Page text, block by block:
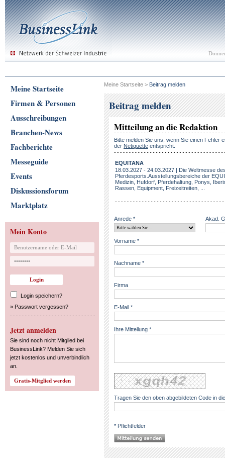
Meine Startseite
Firmen & Personen
Ausschreibungen
Branchen-News
Fachberichte
Messeguide
Events
Diskussionsforum
Marktplatz
Mein Konto
Login speichern?
» Passwort vergessen?
Jetzt anmelden
Sie sind noch nicht Mitglied bei
BusinessLink? Melden Sie sich
jetzt kostenlos und unverbindlich
an.
Meine Startseite > Beitrag melden
Beitrag melden
Mitteilung an die Redaktion
Bitte melden Sie uns, wenn Sie einen Fehler
der Netiquette entspricht.
EQUITANA
18.03.2027 - 24.03.2027 | Die Weltmesse
Pferdesports.Ausstellungsbereiche der
Medizin, Hufdorf, Pferdehaltung, Ponys,
Rassen, Equipment, Freizeitreiten, ...
Anrede * Akad.
Vorname *
Nachname *
Firma
E-Mail *
Ihre Mitteilung *
Tragen Sie den oben abgebildeten Code in
* Pflichtfelder